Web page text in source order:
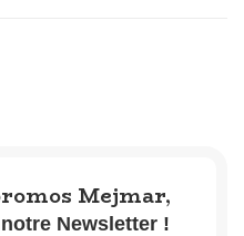
Mejmar,
Newsletter !